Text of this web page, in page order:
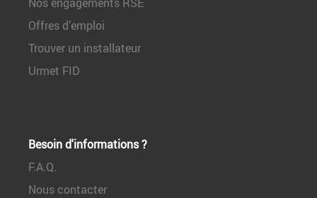
Offres d’emploi
Trouver un installateur
Urmet FID
Besoin d'informations ?
F.A.Q.
Nous contacter